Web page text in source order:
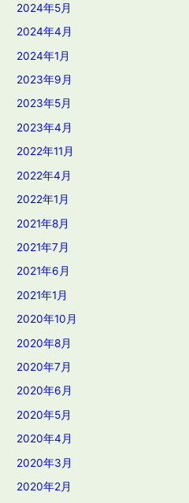
2024年5月
2024年4月
2024年1月
2023年9月
2023年5月
2023年4月
2022年11月
2022年4月
2022年1月
2021年8月
2021年7月
2021年6月
2021年1月
2020年10月
2020年8月
2020年7月
2020年6月
2020年5月
2020年4月
2020年3月
2020年2月